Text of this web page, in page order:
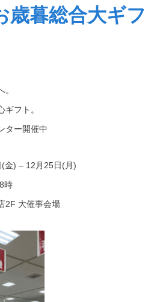
歳暮総合大ギ
フト。
ター開催中
金) – 12月25日(月)
時
2F 大催事会場